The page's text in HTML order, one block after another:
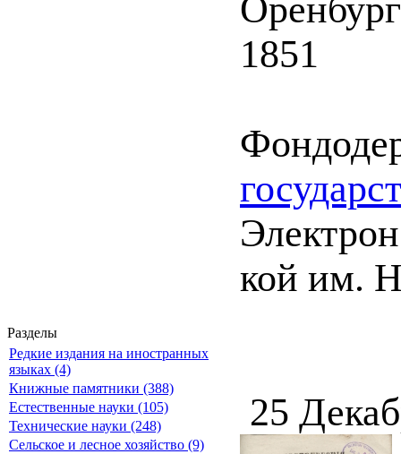
Разделы
Редкие издания на иностранных
языках (4)
Книжные памятники (388)
Естественные науки (105)
Технические науки (248)
Сельское и лесное хозяйство (9)
1851
кой им.
25